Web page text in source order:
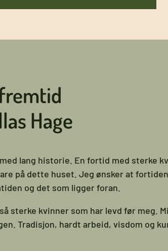
Hage
lang historie. En fortid med sterke
på dette huset. Jeg ønsker at
og det som ligger foran.
sterke kvinner som har levd før meg.
Tradisjon, hardt arbeid, visdom og